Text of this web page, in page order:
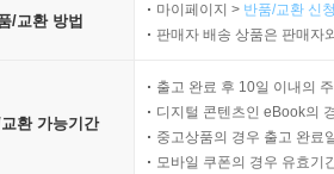
/교환 방법
마이페이지 > 반품/교환 신
판매자 배송 상품은 판매자
환 가능기간
출고 완료 후 10일 이내의
디지털 콘텐츠인 eBook의
중고상품의 경우 출고 완료
모바일 쿠폰의 경우 유효기